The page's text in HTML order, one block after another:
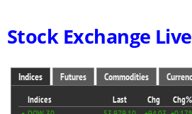
Stock Exchange Live